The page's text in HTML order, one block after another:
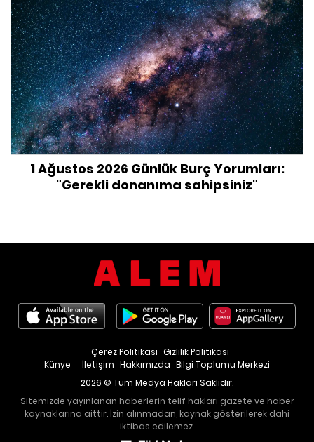
1 Ağustos 2026 Günlük Burç Yorumları:
"Gerekli donanıma sahipsiniz"
Künye İletişim Hakkımızda Bilgi Toplumu Merkezi
Çerez Politikası Gizlilik Politikası
2026 © Tüm Medya Hakları Saklıdır.
Sitemizde yayınlanan haberlerin telif hakları gazete ve haber
kaynaklarına aittir. İzin alınmadan, kaynak gösterilerek dahi
iktibas edilemez.